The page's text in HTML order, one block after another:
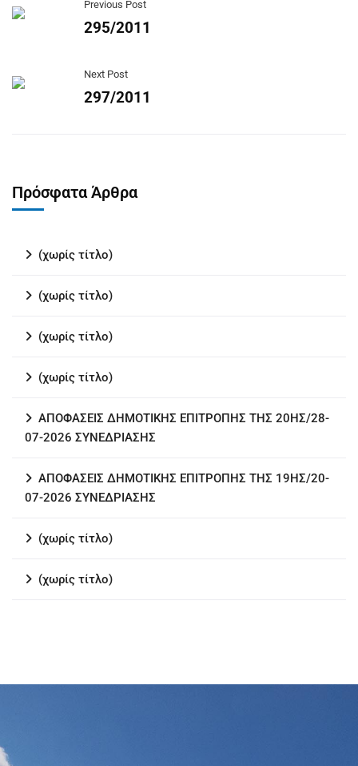
Previous Post
295/2011
Next Post
297/2011
Πρόσφατα Άρθρα
(χωρίς τίτλο)
(χωρίς τίτλο)
(χωρίς τίτλο)
(χωρίς τίτλο)
ΑΠΟΦΑΣΕΙΣ ΔΗΜΟΤΙΚΗΣ ΕΠΙΤΡΟΠΗΣ ΤΗΣ 20ΗΣ/28-
07-2026 ΣΥΝΕΔΡΙΑΣΗΣ
ΑΠΟΦΑΣΕΙΣ ΔΗΜΟΤΙΚΗΣ ΕΠΙΤΡΟΠΗΣ ΤΗΣ 19ΗΣ/20-
07-2026 ΣΥΝΕΔΡΙΑΣΗΣ
(χωρίς τίτλο)
(χωρίς τίτλο)